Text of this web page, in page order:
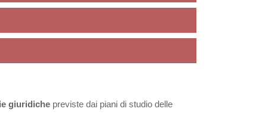
giuridiche previste dai piani di studio delle